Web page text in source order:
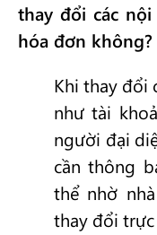
thay đổi các
hóa đơn không?
Khi thay đổi
như tài
người đại
cần thông
thể nhờ
thay đổi